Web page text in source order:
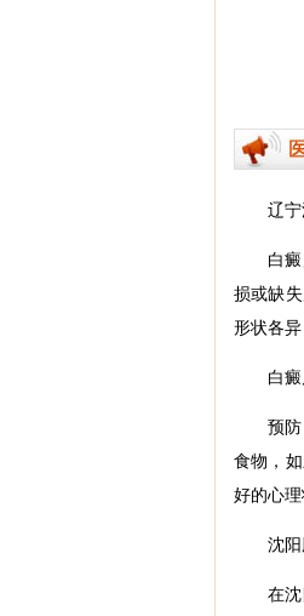
我院免费提供医生在线咨询、
辽
白
损或缺
形状各
白
预
食物，
好的心
沈
在